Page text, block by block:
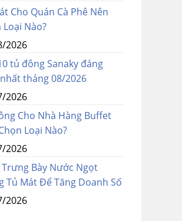
Cho Quán Cà Phê Nên
Loại Nào?
2026
tủ đông Sanaky đáng
tháng 08/2026
2026
Cho Nhà Hàng Buffet
Loại Nào?
2026
Trưng Bày Nước Ngọt
Tủ Mát Để Tăng Doanh Số
2026